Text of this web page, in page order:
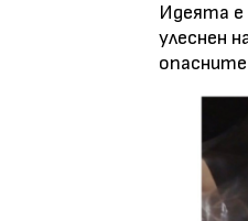
Идеята е
улеснен